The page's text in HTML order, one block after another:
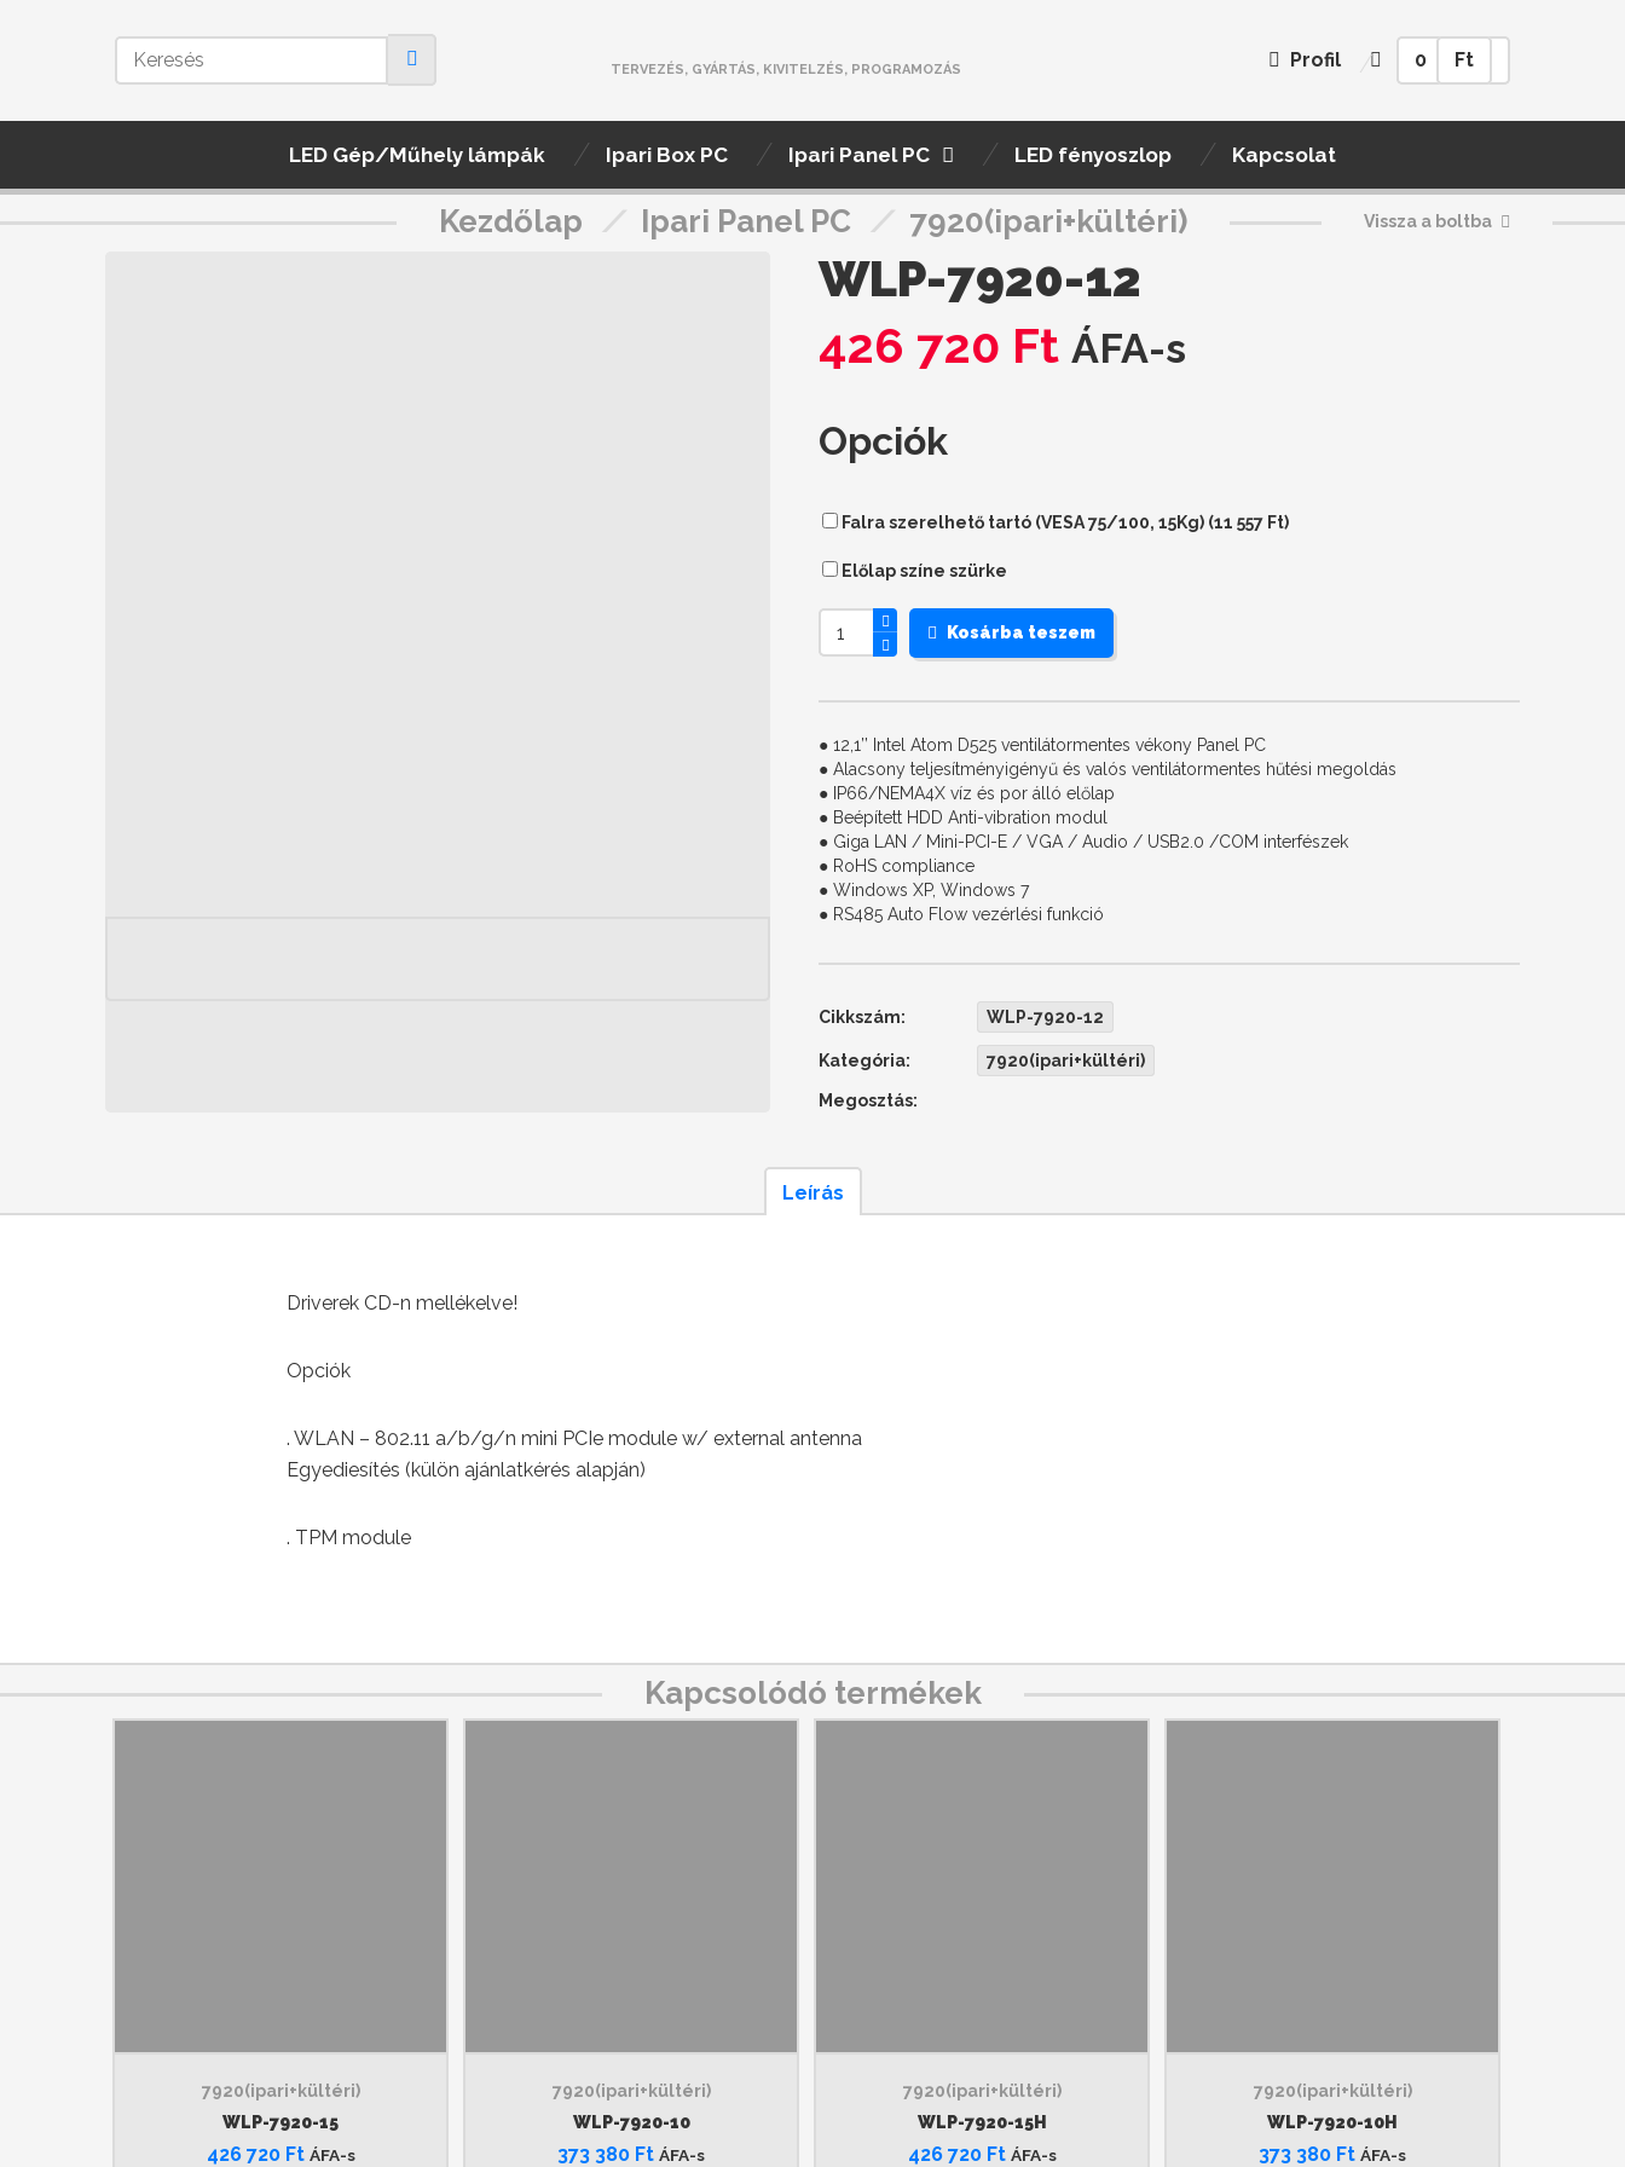
TERVEZÉS, GYÁRTÁS, KIVITELZÉS, PROGRAMOZÁS Profil 0 Ft
LED Gép/Műhely lámpák Ipari Box PC Ipari Panel PC LED fényoszlop Kapcsolat
Kezdőlap / Ipari Panel PC / 7920(ipari+kültéri) Vissza a boltba
WLP-7920-12
426 720 Ft ÁFA-s
Opciók
Falra szerelhető tartó (VESA 75/100, 15Kg) (11 557 Ft)
Előlap színe szürke
Kosárba teszem
● 12,1’’ Intel Atom D525 ventilátormentes vékony Panel PC
● Alacsony teljesítményigényű és valós ventilátormentes hűtési megoldás
● IP66/NEMA4X víz és por álló előlap
● Beépített HDD Anti-vibration modul
● Giga LAN / Mini-PCI-E / VGA / Audio / USB2.0 /COM interfészek
● RoHS compliance
● Windows XP, Windows 7
● RS485 Auto Flow vezérlési funkció
Cikkszám: WLP-7920-12
Kategória: 7920(ipari+kültéri)
Megosztás:
Leírás
Driverek CD-n mellékelve!
Opciók
. WLAN – 802.11 a/b/g/n mini PCIe module w/ external antenna
Egyediesítés (külön ajánlatkérés alapján)
. TPM module
Kapcsolódó termékek
7920(ipari+kültéri)
WLP-7920-15
426 720 Ft ÁFA-s
7920(ipari+kültéri)
WLP-7920-10
373 380 Ft ÁFA-s
7920(ipari+kültéri)
WLP-7920-15H
426 720 Ft ÁFA-s
7920(ipari+kültéri)
WLP-7920-10H
373 380 Ft ÁFA-s